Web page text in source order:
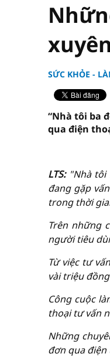
SỨC KHỎE -
“Nhà tôi ba
qua điện
LTS: "Nhà
đang gặp
trong thời
Trên những
người tiêu
Từ việc tư
vài triệu
Công cuộc
thoại tư vấn
Những
đơn qua điện